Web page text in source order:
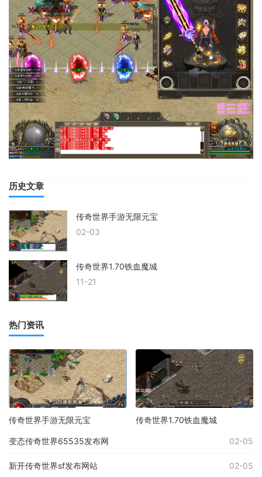
历史文章
传奇世界手游无限元宝
02-03
传奇世界1.70铁血魔城
11-21
热门资讯
传奇世界手游无限元宝 传奇世界1.70铁血魔城
变态传奇世界65535发布网 02-05
新开传奇世界sf发布网站 02-05